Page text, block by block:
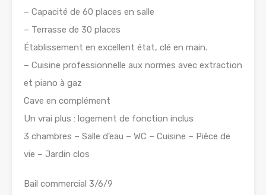
– Capacité de 60 places en salle
– Terrasse de 30 places
Établissement en excellent état, clé en main.
– Cuisine professionnelle aux normes avec extraction
et piano à gaz
Cave en complément
Un vrai plus : logement de fonction inclus
3 chambres – Salle d’eau – WC – Cuisine – Pièce de
vie – Jardin clos
Bail commercial 3/6/9